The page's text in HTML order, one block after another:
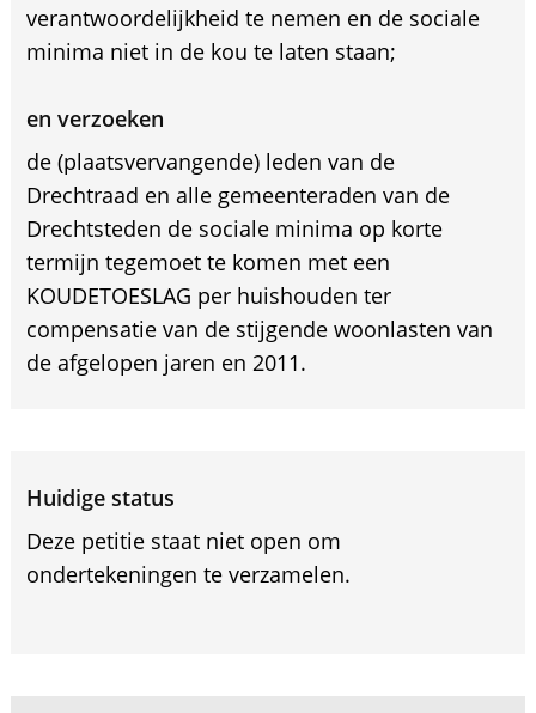
verantwoordelijkheid te nemen en de sociale
minima niet in de kou te laten staan;
en verzoeken
de (plaatsvervangende) leden van de
Drechtraad en alle gemeenteraden van de
Drechtsteden de sociale minima op korte
termijn tegemoet te komen met een
KOUDETOESLAG per huishouden ter
compensatie van de stijgende woonlasten van
de afgelopen jaren en 2011.
Huidige status
Deze petitie staat niet open om
ondertekeningen te verzamelen.